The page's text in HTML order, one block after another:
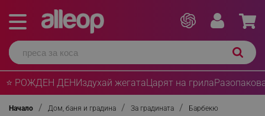
⭐ РОЖДЕН ДЕНИздухай жегатаЦарят на грила
Начало Дом, баня и градина За градината Барбекю